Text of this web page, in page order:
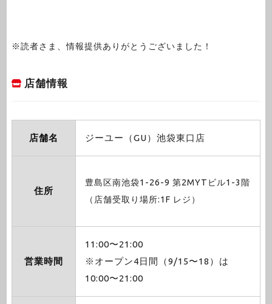
※読者さま、情報提供ありがとうございました！
店舗情報
店舗名 ジーユー（GU）池袋東口店
住所
豊島区南池袋1-26-9 第2MYTビル1-3階
（店舗受取り場所:1F レジ）
営業時間
11:00〜21:00
※オープン4日間（9/15〜18）は
10:00〜21:00